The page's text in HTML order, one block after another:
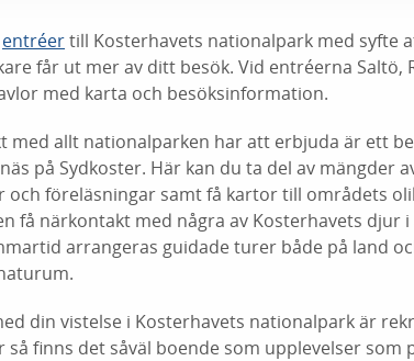
entréertill Kosterhavets nationalpark med syfte
får ut mer av ditt besök. Vid entréerna Saltö,
med karta och besöksinformation.
med allt nationalparken har att erbjuda är ett
på Sydkoster. Här kan du ta del av mängder
och föreläsningar samt få kartor till områdets
få närkontakt med några av Kosterhavets djur i
arrangeras guidade turer både på land
din vistelse i Kosterhavets nationalpark är
finns det såväl boende som upplevelser som